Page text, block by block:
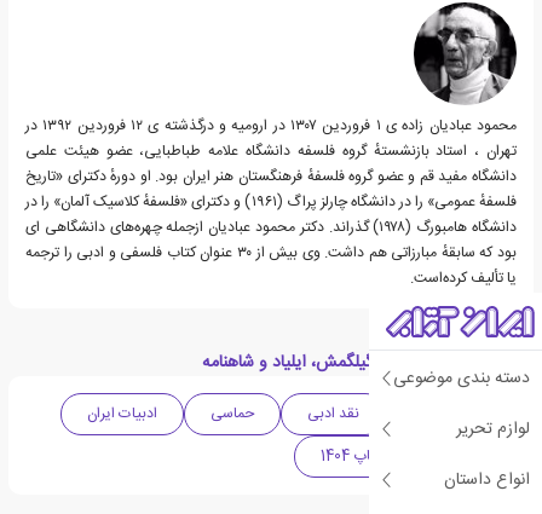
دسته بندی موضوعی
لوازم تحریر
انواع داستان
محمود عبادیان زاده ی ۱ فروردین ۱۳۰۷ در ارومیه و درگذشته ی ۱۲ فروردین ۱۳۹۲ در
تهران ، استاد بازنشستهٔ گروه فلسفه دانشگاه علامه طباطبایی، عضو هیئت علمی
دانشگاه مفید قم و عضو گروه فلسفهٔ فرهنگستان هنر ایران بود. او دورهٔ دکترای «تاریخ
فلسفهٔ عمومی» را در دانشگاه چارلز پراگ (۱۹۶۱) و دکترای «فلسفهٔ کلاسیک آلمان» را در
دانشگاه هامبورگ (۱۹۷۸) گذراند. دکتر محمود عبادیان ازجمله چهره‌های دانشگاهی ای
بود که سابقهٔ مبارزاتی هم داشت. وی بیش از ۳۰ عنوان کتاب فلسفی و ادبی را ترجمه
یا تألیف کرده‌است.
دسته بندی های کتاب گیلگمش، ایلیاد و شاهنامه
نقد ادبی حماسی
ادبیات ایران
پرفروش ترین های چاپ 1404